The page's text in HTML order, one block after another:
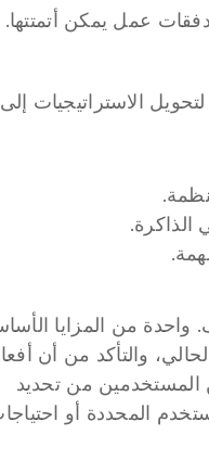
عمل يمكن أتمتتها.
الذاكرة.